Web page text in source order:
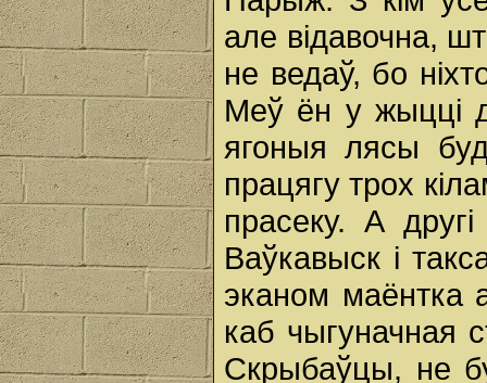
але відавочна,
не ведаў, бо
Меў ён у жыцці
ягоныя лясы
працягу трох
прасеку. А
Ваўкавыск і
эканом маёнтка
каб чыгуначная
Скрыбаўцы, не